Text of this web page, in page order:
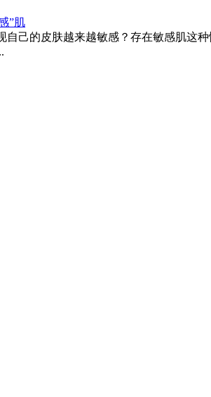
己的皮肤越来越敏感？存在敏感肌这